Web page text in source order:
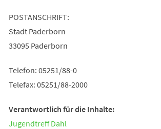
POSTANSCHRIFT:
Stadt Paderborn
33095 Paderborn
Telefon: 05251/88-0
Telefax: 05251/88-2000
Verantwortlich für die Inhalte:
Jugendtreff Dahl